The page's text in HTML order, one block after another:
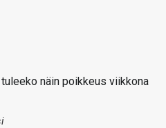
näin poikkeus viikkona